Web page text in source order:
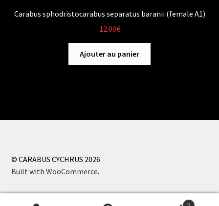
Carabus sphodristocarabus separatus baranii (female A1)
12.00€
Ajouter au panier
© CARABUS CYCHRUS 2026
Built with WooCommerce.